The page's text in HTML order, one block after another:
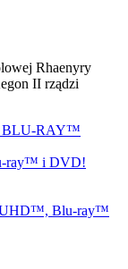
Rhaenyry
II rządzi
BLU-RAY™
ray™ i DVD!
UHD™, Blu-ray™